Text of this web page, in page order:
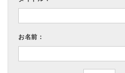
お名前：